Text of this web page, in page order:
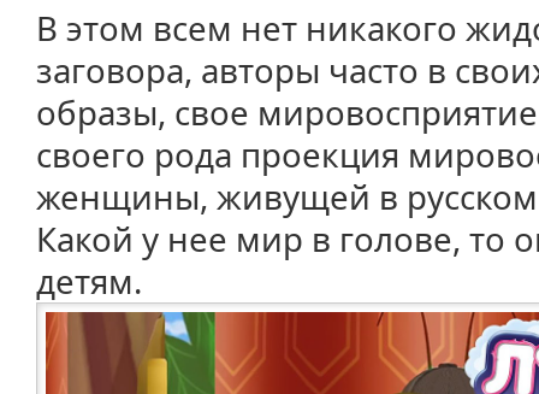
В этом всем нет никакого
заговора, авторы часто в
образы, свое
своего рода проекция
женщины, живущей в русском
Какой у нее мир в голове, то
детям.